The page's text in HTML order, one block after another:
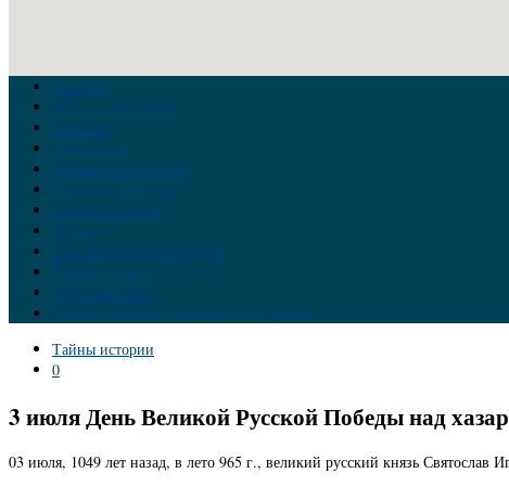
Главная
Война на Украине
Новости
Аналитика
Тайны Геополитики
Российские элиты
Теория заговора
Украина
Новый Мировой Порядок
Тайны истории
Обратная связь
Правила комментирования материалов
Тайны истории
0
3 июля День Великой Русской Победы над
03 июля, 1049 лет назад, в лето 965 г., великий русский князь Святослав